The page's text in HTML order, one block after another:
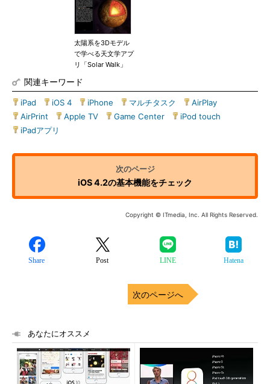
太陽系を3Dモデル
で学べる天文学アプ
リ「Solar Walk」
関連キーワード
iPad iOS 4 iPhone マルチタスク AirPlay
AirPrint
Apple TV Game Center iPod touch
iPadアプリ
iOS 4.2の基本機能をチェック
Copyright © ITmedia, Inc. All Rights Reserved.
Share Post LINE Hatena
次のページへ
あなたにオススメ